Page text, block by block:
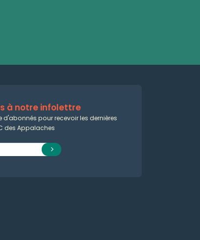
à notre infolettre
d'abonnés pour recevoir les dernières
des Appalaches